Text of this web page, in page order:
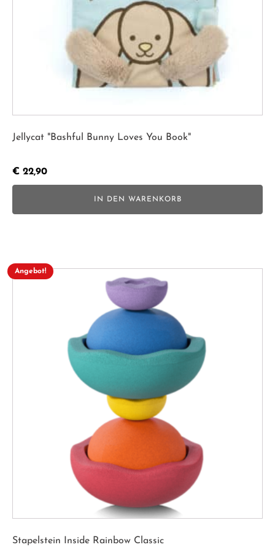
Jellycat "Bashful Bunny Loves You Book"
€ 22,90
IN DEN WARENKORB
Angebot!
Stapelstein Inside Rainbow Classic